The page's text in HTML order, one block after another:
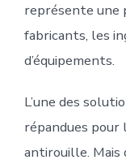
représente une
fabricants, les
d’équipements.
L’une des
répandues
antirouille. Mais